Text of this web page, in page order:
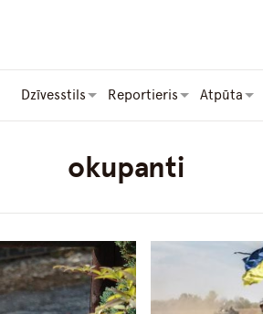
Dzīvesstils Reportieris Atpūta
okupanti